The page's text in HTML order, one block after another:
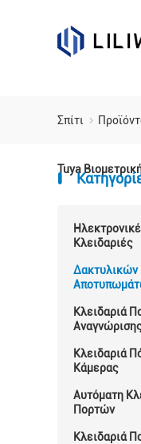
Σπίτι
Tuya
Κλειδαριές
Δακτυλικών
Κλειδαριά
Κλειδαριά
Κάμερας
Αυτόματη
Πορτών
Κλειδαριά